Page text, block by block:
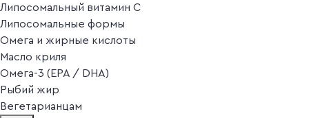
Липосомальный витамин C
Липосомальные формы
Омега и жирные кислоты
Масло криля
Омега-3 (EPA / DHA)
Рыбий жир
Вегетарианцам